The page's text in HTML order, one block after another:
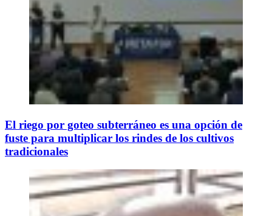
El riego por goteo subterráneo es una opción de
fuste para multiplicar los rindes de los cultivos
tradicionales